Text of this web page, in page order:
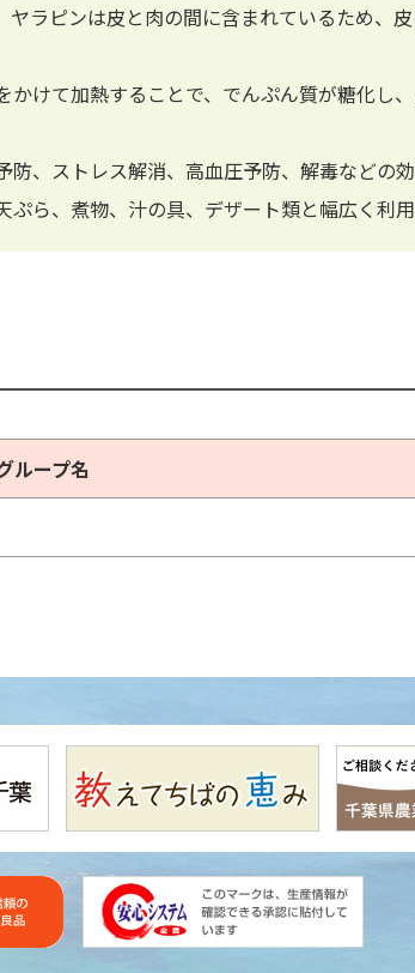
ヤラピンは皮と肉の間に含まれているため、
かけて加熱することで、でんぷん質が糖化し
防、ストレス解消、高血圧予防、解毒などの効
ら、煮物、汁の具、デザート類と幅広く利用
ループ名